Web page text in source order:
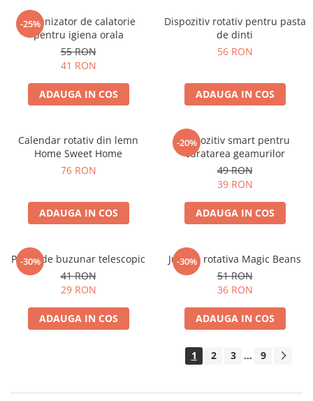
-25%
Organizator de calatorie
pentru igiena orala
55 RON
41 RON
ADAUGA IN COS
Dispozitiv rotativ pentru pasta
de dinti
56 RON
ADAUGA IN COS
Calendar rotativ din lemn
Home Sweet Home
76 RON
ADAUGA IN COS
-20%
Dispozitiv smart pentru
curatarea geamurilor
49 RON
39 RON
ADAUGA IN COS
-30%
Pahar de buzunar telescopic
41 RON
29 RON
ADAUGA IN COS
-30%
Jucarie rotativa Magic Beans
51 RON
36 RON
ADAUGA IN COS
1 2 3 ... 9